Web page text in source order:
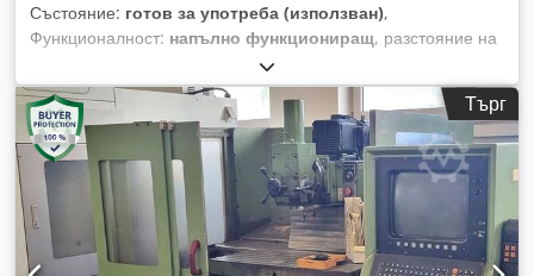
Състояние: готов за употреба (използван),
Функционалност: напълно функциониращ, разстояние на
, ход по оста Z:
диаметър на патронника:250 мм, отвор шпиндела:79 мм,
брой гнезда в магазинa за инструменти:12, Без минимална
цена – гарантирана продажба на най-високата предложена
цена! ТЕХНИЧЕСКИ ДАННИ Ход по ос X: 800 мм Ход по ос
Z: 300 мм Диаметър на патронника: 250 мм Глава на
шпиндела: 170 h5 Dcodozpxf Uopfx Alxjk Диаметър на
шпиндела в предния лагер: 120 мм Отвор на шпиндела: 79
мм Брой станции за инструменти: 12 ОБОРУДВАНЕ Ос C
Търг